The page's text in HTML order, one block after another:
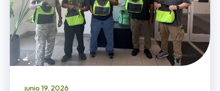
junio 19, 2026